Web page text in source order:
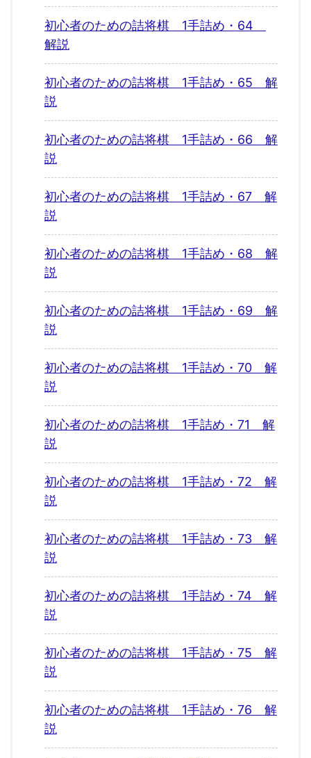
初心者のための詰将棋 1手詰め・64
解説
初心者のための詰将棋 1手詰め・65 解
説
初心者のための詰将棋 1手詰め・66 解
説
初心者のための詰将棋 1手詰め・67 解
説
初心者のための詰将棋 1手詰め・68 解
説
初心者のための詰将棋 1手詰め・69 解
説
初心者のための詰将棋 1手詰め・70 解
説
初心者のための詰将棋 1手詰め・71 解
説
初心者のための詰将棋 1手詰め・72 解
説
初心者のための詰将棋 1手詰め・73 解
説
初心者のための詰将棋 1手詰め・74 解
説
初心者のための詰将棋 1手詰め・75 解
説
初心者のための詰将棋 1手詰め・76 解
説